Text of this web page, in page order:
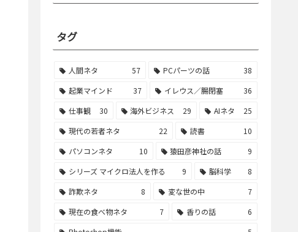
タグ
人間ネタ 57 PCパーツの話
38
起業マインド
37 イレウス／腸閉塞
36
仕事観
30 海外ビジネス 29 AIネタ
25
現代の若者ネタ
22 読書
10
パソコンネタ
10 猿田彦神社の話
9
シリーズ マイクロ法人を作る
9 脳科学
8
詐欺ネタ
8 変な世の中
7
現在の食べ物ネタ
7 香りの話
6